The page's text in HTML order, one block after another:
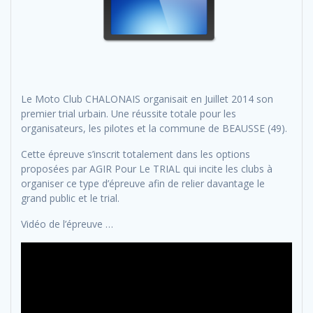
Le Moto Club CHALONAIS organisait en Juillet 2014 son
premier trial urbain. Une réussite totale pour les
organisateurs, les pilotes et la commune de BEAUSSE (49).
Cette épreuve s’inscrit totalement dans les options
proposées par AGIR Pour Le TRIAL qui incite les clubs à
organiser ce type d’épreuve afin de relier davantage le
grand public et le trial.
Vidéo de l’épreuve …